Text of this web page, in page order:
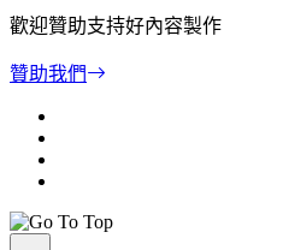
歡迎贊助支持好內容製作
贊助我們